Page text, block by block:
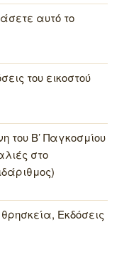
αυτό το
του εικοστού
του Β’ Παγκοσμίου
στο
Εκδόσεις